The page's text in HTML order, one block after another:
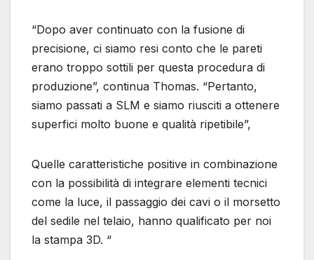
“Dopo aver continuato con la fusione di
precisione, ci siamo resi conto che le pareti
erano troppo sottili per questa procedura di
produzione”, continua Thomas. “Pertanto,
siamo passati a SLM e siamo riusciti a ottenere
superfici molto buone e qualità ripetibile”,
Quelle caratteristiche positive in combinazione
con la possibilità di integrare elementi tecnici
come la luce, il passaggio dei cavi o il morsetto
del sedile nel telaio, hanno qualificato per noi
la stampa 3D. “